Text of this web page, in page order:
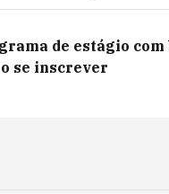
de estágio com
se inscrever